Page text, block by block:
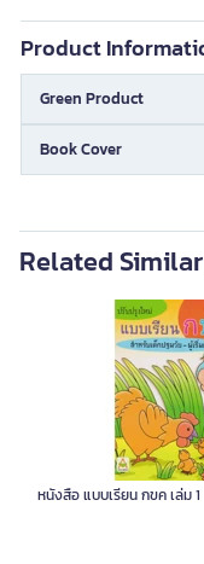
Product
Green Product
Book Cover
Related
หนังสือ แบบเรียน กขค เล่ม 1